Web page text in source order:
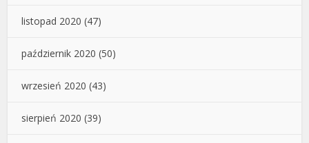
listopad 2020 (47)
październik 2020 (50)
wrzesień 2020 (43)
sierpień 2020 (39)